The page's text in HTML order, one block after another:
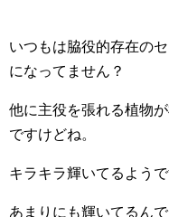
いつもは脇役的存在の
になってません？
他に主役を張れる植物
ですけどね。
キラキラ輝いてるようで
あまりにも輝いてるん